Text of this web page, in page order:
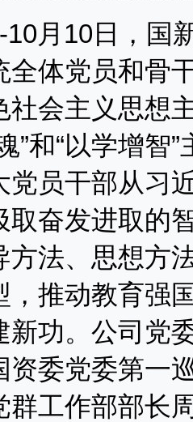
10月10日，国
全体党员和骨
社会主义思想
”和“以学增智
党员干部从习
取奋发进取的
方法、思想方
，推动教育强
新功。公司党
资委党委第一
群工作部部长